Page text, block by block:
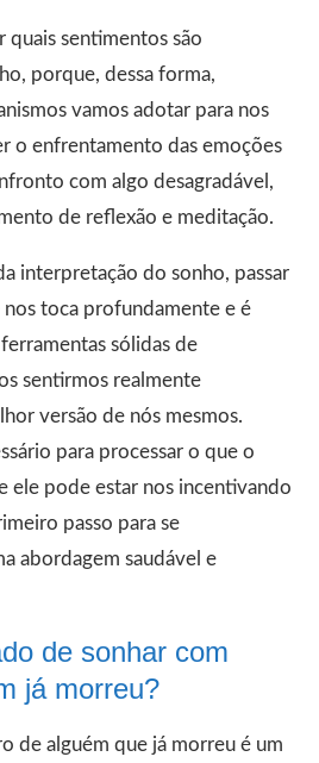
quais sentimentos são
porque, dessa forma,
vamos adotar para nos
o enfrentamento das emoções
com algo desagradável,
de reflexão e meditação.
interpretação do sonho, passar
toca profundamente e é
sólidas de
sentirmos realmente
versão de nós mesmos.
para processar o que o
ele pode estar nos incentivando
passo para se
abordagem saudável e
de sonhar com
já morreu?
de alguém que já morreu é um